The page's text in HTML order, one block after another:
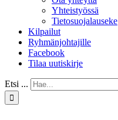
Yhteistyössä
Tietosuojalauseke
Kilpailut
Ryhmänjohtajille
Facebook
Tilaa uutiskirje
Etsi ...